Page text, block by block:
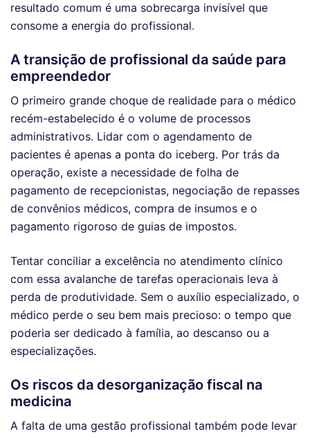
resultado comum é uma sobrecarga invisível que
consome a energia do profissional.
A transição de profissional da saúde para
empreendedor
O primeiro grande choque de realidade para o médico
recém-estabelecido é o volume de processos
administrativos. Lidar com o agendamento de
pacientes é apenas a ponta do iceberg. Por trás da
operação, existe a necessidade de folha de
pagamento de recepcionistas, negociação de repasses
de convênios médicos, compra de insumos e o
pagamento rigoroso de guias de impostos.
Tentar conciliar a excelência no atendimento clínico
com essa avalanche de tarefas operacionais leva à
perda de produtividade. Sem o auxílio especializado, o
médico perde o seu bem mais precioso: o tempo que
poderia ser dedicado à família, ao descanso ou a
especializações.
Os riscos da desorganização fiscal na
medicina
A falta de uma gestão profissional também pode levar